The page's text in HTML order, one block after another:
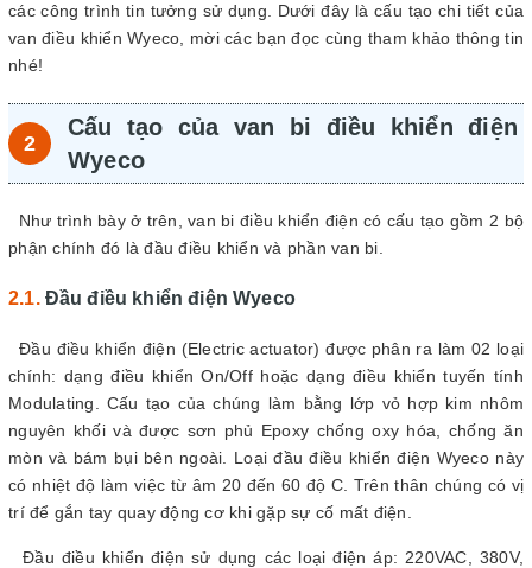
các công trình tin tưởng sử dụng. Dưới đây là cấu tạo chi tiết của
van điều khiển Wyeco, mời các bạn đọc cùng tham khảo thông tin
nhé!
Cấu tạo của van bi điều khiển điện
Wyeco
Như trình bày ở trên, van bi điều khiển điện có cấu tạo gồm 2 bộ
phận chính đó là đầu điều khiển và phần van bi.
Đầu điều khiển điện Wyeco
Đầu điều khiển điện (Electric actuator) được phân ra làm 02 loại
chính: dạng điều khiển On/Off hoặc dạng điều khiển tuyến tính
Modulating. Cấu tạo của chúng làm bằng lớp vỏ hợp kim nhôm
nguyên khối và được sơn phủ Epoxy chống oxy hóa, chống ăn
mòn và bám bụi bên ngoài. Loại đầu điều khiển điện Wyeco này
có nhiệt độ làm việc từ âm 20 đến 60 độ C. Trên thân chúng có vị
trí để gắn tay quay động cơ khi gặp sự cố mất điện.
Đầu điều khiển điện sử dụng các loại điện áp: 220VAC, 380V,